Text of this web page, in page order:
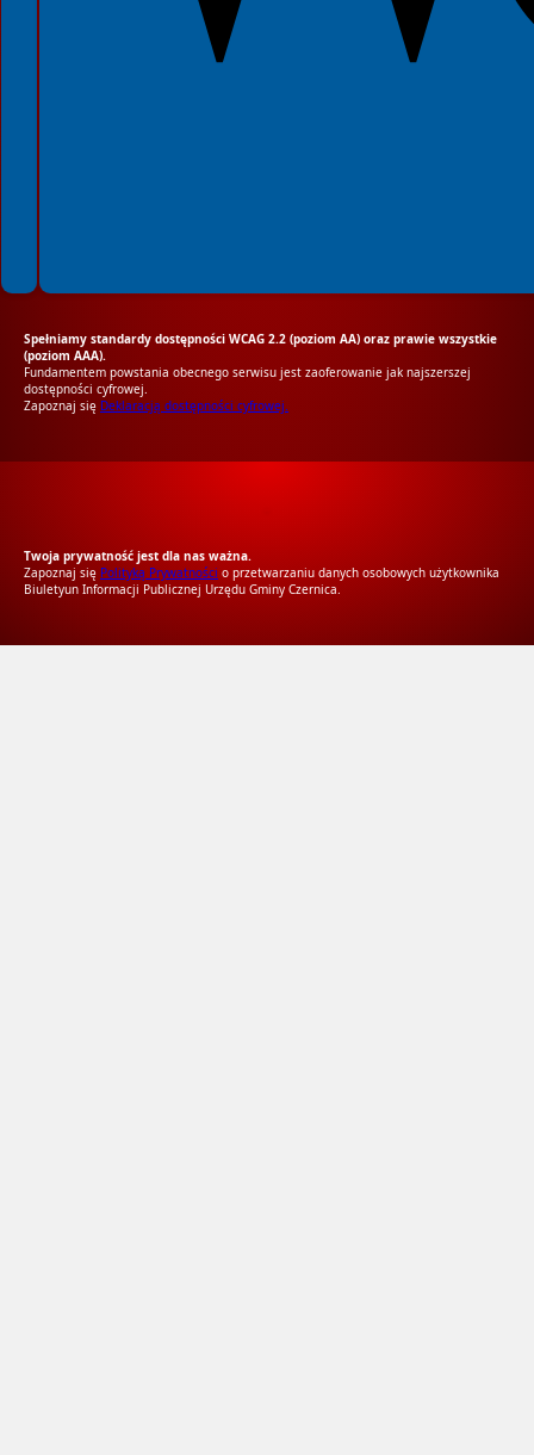
Spełniamy standardy dostępności WCAG 2.2 (poziom AA) oraz prawie wszystkie
(poziom AAA).
Fundamentem powstania obecnego serwisu jest zaoferowanie jak najszerszej
dostępności cyfrowej.
Zapoznaj się Deklaracją dostępności cyfrowej.
Twoja prywatność jest dla nas ważna.
Zapoznaj się Polityką Prywatności o przetwarzaniu danych osobowych użytkownika
Biuletyun Informacji Publicznej Urzędu Gminy Czernica.